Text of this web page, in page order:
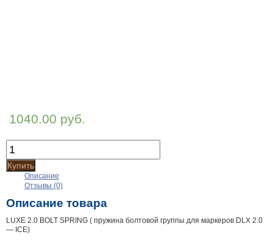
1040.00 руб.
Купить
Описание
Отзывы (0)
Описание товара
LUXE 2.0 BOLT SPRING ( пружина болтовой группы для маркеров DLX 2.0
— ICE)